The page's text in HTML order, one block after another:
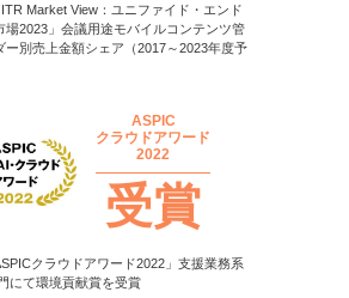
Market View：ユニファイド・エンド
2023」 会議用途モバイルコンテンツ管
ー別売上金額シェア（2017～2023年度予
ASPIC
クラウドアワード
2022
受賞
クラウドアワード2022」支援業務系
にて環境貢献賞を受賞